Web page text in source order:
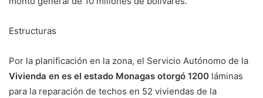
Estructuras
Por la planificación en la zona, el Servicio Autónomo de la
Vivienda en es el estado Monagas otorgó 1200 láminas
para la reparación de techos en 52 viviendas de la